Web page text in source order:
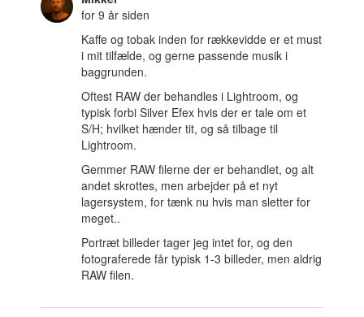
for 9 år siden
Kaffe og tobak inden for rækkevidde er et must
i mit tilfælde, og gerne passende musik i
baggrunden.
Oftest RAW der behandles i Lightroom, og
typisk forbi Silver Efex hvis der er tale om et
S/H; hvilket hænder tit, og så tilbage til
Lightroom.
Gemmer RAW filerne der er behandlet, og alt
andet skrottes, men arbejder på et nyt
lagersystem, for tænk nu hvis man sletter for
meget..
Portræt billeder tager jeg intet for, og den
fotograferede får typisk 1-3 billeder, men aldrig
RAW filen.